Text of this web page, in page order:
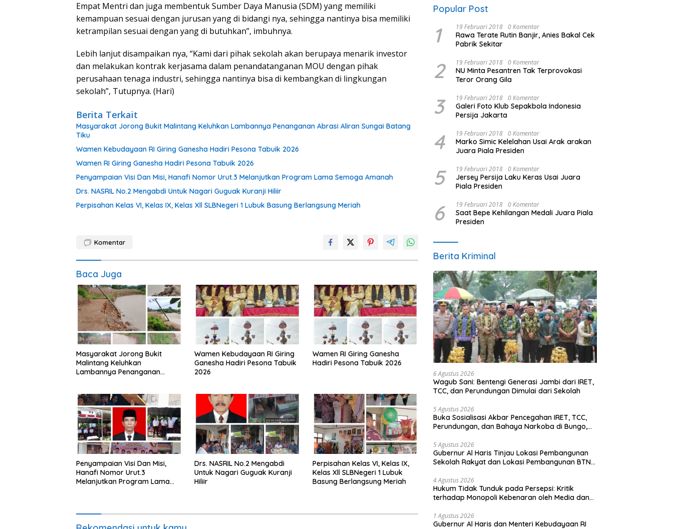
Empat Mentri dan juga membentuk Sumber Daya Manusia (SDM) yang memiliki
kemampuan sesuai dengan jurusan yang di bidangi nya, sehingga nantinya bisa memiliki
ketrampilan sesuai dengan yang di butuhkan”, imbuhnya.
Lebih lanjut disampaikan nya, “Kami dari pihak sekolah akan berupaya menarik investor
dan melakukan kontrak kerjasama dalam penandatanganan MOU dengan pihak
perusahaan tenaga industri, sehingga nantinya bisa di kembangkan di lingkungan
sekolah”, Tutupnya. (Hari)
Berita Terkait
Masyarakat Jorong Bukit Malintang Keluhkan Lambannya Penanganan Abrasi Aliran Sungai Batang
Tiku
Wamen Kebudayaan RI Giring Ganesha Hadiri Pesona Tabuik 2026
Wamen RI Giring Ganesha Hadiri Pesona Tabuik 2026
Penyampaian Visi Dan Misi, Hanafi Nomor Urut.3 Melanjutkan Program Lama Semoga Amanah
Drs. NASRIL No.2 Mengabdi Untuk Nagari Guguak Kuranji Hiliir
Perpisahan Kelas VI, Kelas IX, Kelas Xll SLBNegeri 1 Lubuk Basung Berlangsung Meriah
Komentar
Baca Juga
Masyarakat Jorong Bukit
Malintang Keluhkan
Lambannya Penanganan
Wamen Kebudayaan RI Giring
Ganesha Hadiri Pesona Tabuik
2026
Wamen RI Giring Ganesha
Hadiri Pesona Tabuik 2026
Penyampaian Visi Dan Misi,
Hanafi Nomor Urut.3
Melanjutkan Program Lama
Drs. NASRIL No.2 Mengabdi
Untuk Nagari Guguak Kuranji
Hiliir
Perpisahan Kelas VI, Kelas IX,
Kelas Xll SLBNegeri 1 Lubuk
Basung Berlangsung Meriah
Popular Post
1 19 Februari 2018 0 Komentar
Rawa Terate Rutin Banjir, Anies Bakal Cek
Pabrik Sekitar
2 19 Februari 2018 0 Komentar
NU Minta Pesantren Tak Terprovokasi
Teror Orang Gila
3 19 Februari 2018 0 Komentar
Galeri Foto Klub Sepakbola Indonesia
Persija Jakarta
4 19 Februari 2018 0 Komentar
Marko Simic Kelelahan Usai Arak arakan
Juara Piala Presiden
5 19 Februari 2018 0 Komentar
Jersey Persija Laku Keras Usai Juara
Piala Presiden
6 19 Februari 2018 0 Komentar
Saat Bepe Kehilangan Medali Juara Piala
Presiden
Berita Kriminal
6 Agustus 2026
Wagub Sani: Bentengi Generasi Jambi dari IRET,
TCC, dan Perundungan Dimulai dari Sekolah
5 Agustus 2026
Buka Sosialisasi Akbar Pencegahan IRET, TCC,
Perundungan, dan Bahaya Narkoba di Bungo,
jaga diri, 60% masa depan sudah ada di
tangan”
5 Agustus 2026
Gubernur Al Haris Tinjau Lokasi Pembangunan
Sekolah Rakyat dan Lokasi Pembangunan BTN
4 Agustus 2026
Hukum Tidak Tunduk pada Persepsi: Kritik
terhadap Monopoli Kebenaran oleh Media dan
1 Agustus 2026
Gubernur Al Haris dan Menteri Kebudayaan RI